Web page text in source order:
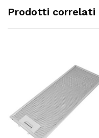
Prodotti correlati